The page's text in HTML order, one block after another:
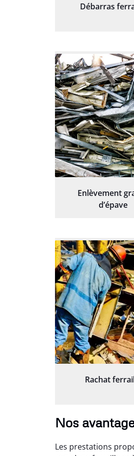
Débarras
Enlèvement
d’épave
Rachat
Nos
Les prestations